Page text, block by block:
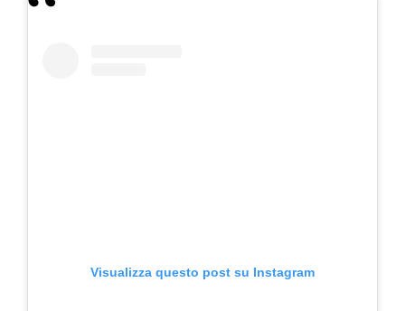
Visualizza questo post su Instagram